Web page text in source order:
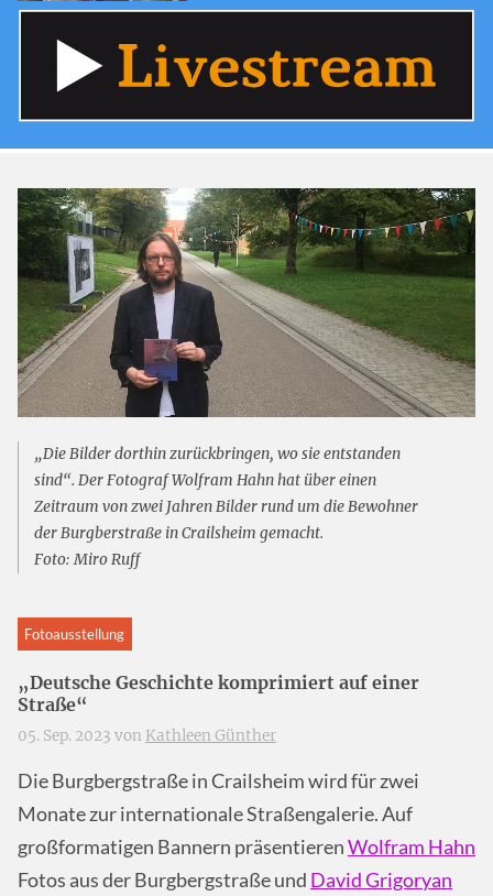
„Die Bilder dorthin zurückbringen, wo sie entstanden
sind“. Der Fotograf Wolfram Hahn hat über einen
Zeitraum von zwei Jahren Bilder rund um die Bewohner
der Burgberstraße in Crailsheim gemacht.
Foto: Miro Ruff
Fotoausstellung
„Deutsche Geschichte komprimiert auf einer
Straße“
05. Sep. 2023 von Kathleen Günther
Die Burgbergstraße in Crailsheim wird für zwei
Monate zur internationale Straßengalerie. Auf
großformatigen Bannern präsentierenWolfram Hahn
Fotos aus der Burgbergstraße und David Grigoryan